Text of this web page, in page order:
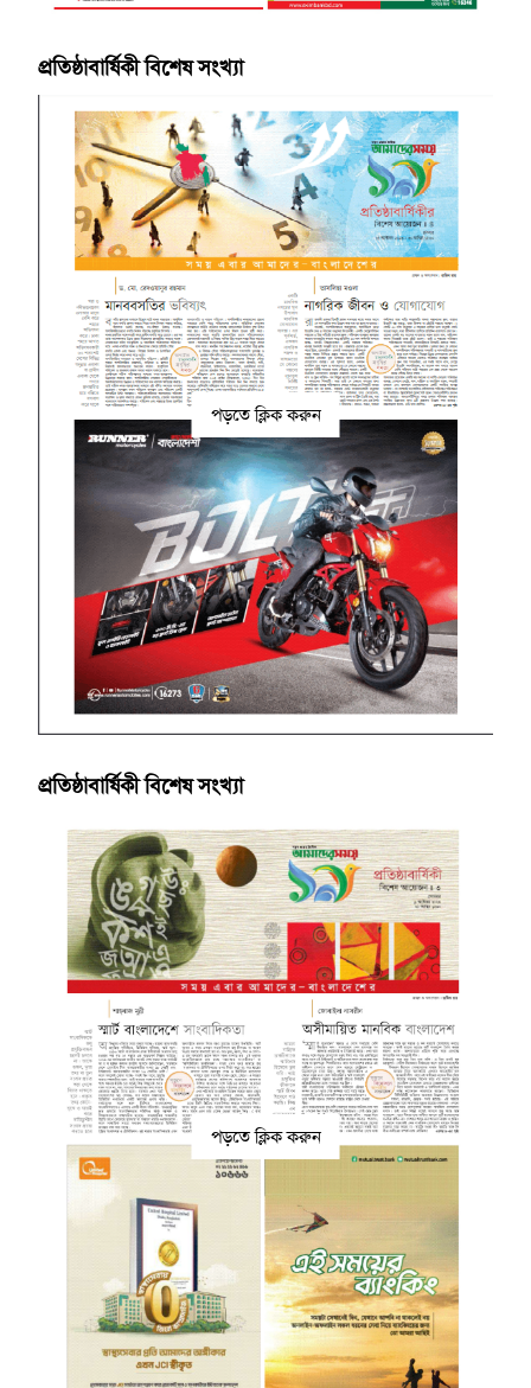
প্রতিষ্ঠাবার্ষিকী বিশেষ সংখ্যা
পড়তে ক্লিক করুন
প্রতিষ্ঠাবার্ষিকী বিশেষ সংখ্যা
পড়তে ক্লিক করুন